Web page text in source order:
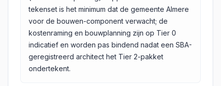
tekenset is het minimum dat de gemeente Almere
voor de bouwen-component verwacht; de
kostenraming en bouwplanning zijn op Tier 0
indicatief en worden pas bindend nadat een SBA-
geregistreerd architect het Tier 2-pakket
ondertekent.